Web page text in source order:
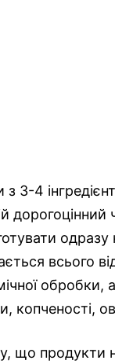
з 3-4
всього
копченості,
що продукти